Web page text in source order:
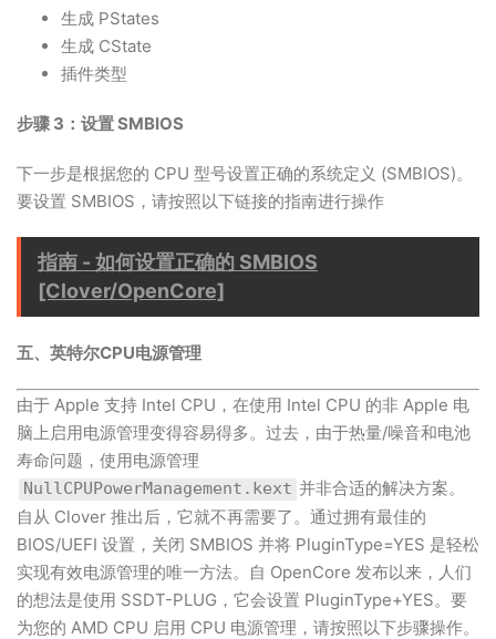
生成 PStates
生成 CState
插件类型
步骤 3：设置 SMBIOS
下一步是根据您的 CPU 型号设置正确的系统定义 (SMBIOS)。
要设置 SMBIOS，请按照以下链接的指南进行操作
指南 - 如何设置正确的 SMBIOS
[Clover/OpenCore]
五、英特尔CPU电源管理
由于 Apple 支持 Intel CPU，在使用 Intel CPU 的非 Apple 电
脑上启用电源管理变得容易得多。过去，由于热量/噪音和电池
寿命问题，使用电源管理
NullCPUPowerManagement.kext 并非合适的解决方案。
自从 Clover 推出后，它就不再需要了。通过拥有最佳的
BIOS/UEFI 设置，关闭 SMBIOS 并将 PluginType=YES 是轻松
实现有效电源管理的唯一方法。自 OpenCore 发布以来，人们
的想法是使用 SSDT-PLUG，它会设置 PluginType+YES。要
为您的 AMD CPU 启用 CPU 电源管理，请按照以下步骤操作。